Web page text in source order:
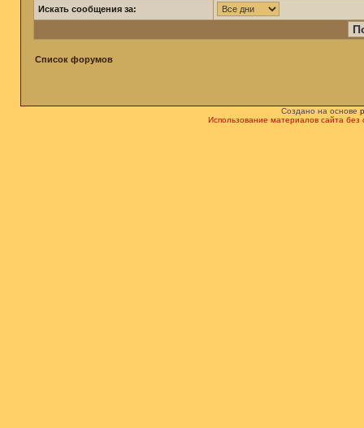
Искать сообщения за:
Список форумов
Создано на основе
Использование материалов сайта